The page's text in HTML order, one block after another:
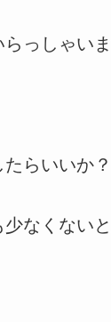
っしゃい
らいいか？
なくないと